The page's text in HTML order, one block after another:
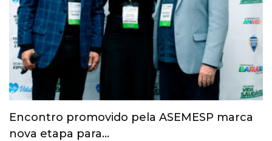
Esporte ganha espaço na agenda
econômica e mobiliza…